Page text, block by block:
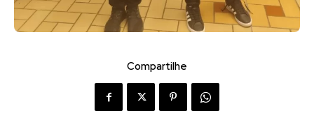
Compartilhe